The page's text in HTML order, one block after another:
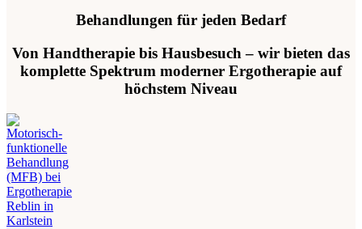
Behandlungen für jeden Bedarf
Von Handtherapie bis Hausbesuch – wir bieten das
komplette Spektrum moderner Ergotherapie auf
höchstem Niveau